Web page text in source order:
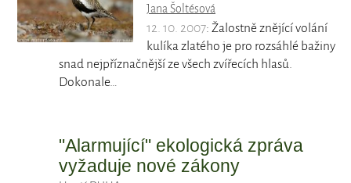
Jana Šoltésová
12. 10. 2007: Žalostně znějící volání
kulíka zlatého je pro rozsáhlé bažiny
snad nejpříznačnější ze všech zvířecích hlasů.
Dokonale…
"Alarmující" ekologická zpráva
vyžaduje nové zákony